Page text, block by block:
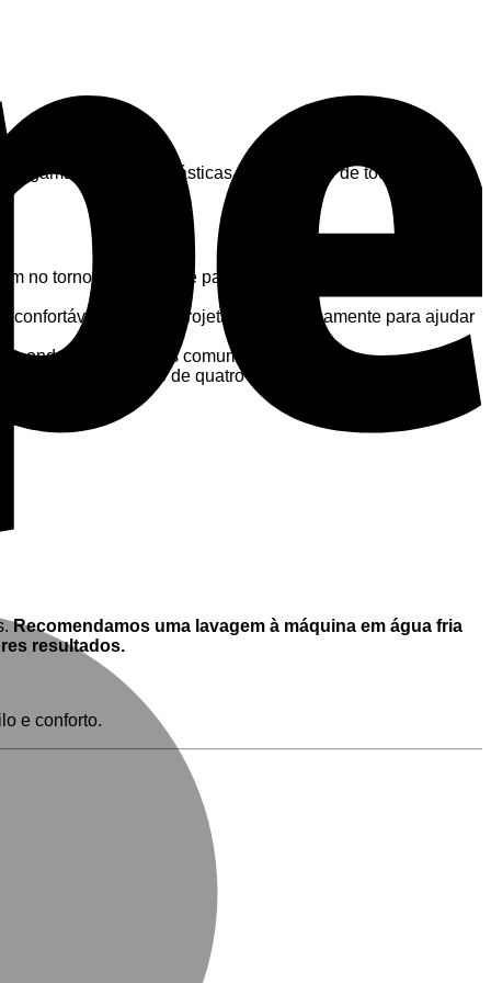
gama de cores fantásticas à disposição de todos, para
no tornozelo e antepé para ajudar a absorver o impacto,
confortável e seguro projetado especificamente para ajudar
onde o atrito é mais comum.
com laços de felpo de quatro fios para criar uma meia
Recomendamos uma lavagem à máquina em água fria
resultados.
e conforto.